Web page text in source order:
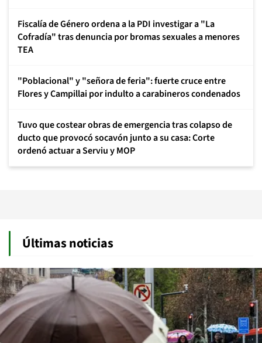
Fiscalía de Género ordena a la PDI investigar a "La
Cofradía" tras denuncia por bromas sexuales a menores
TEA
"Poblacional" y "señora de feria": fuerte cruce entre
Flores y Campillai por indulto a carabineros condenados
Tuvo que costear obras de emergencia tras colapso de
ducto que provocó socavón junto a su casa: Corte
ordenó actuar a Serviu y MOP
Últimas noticias